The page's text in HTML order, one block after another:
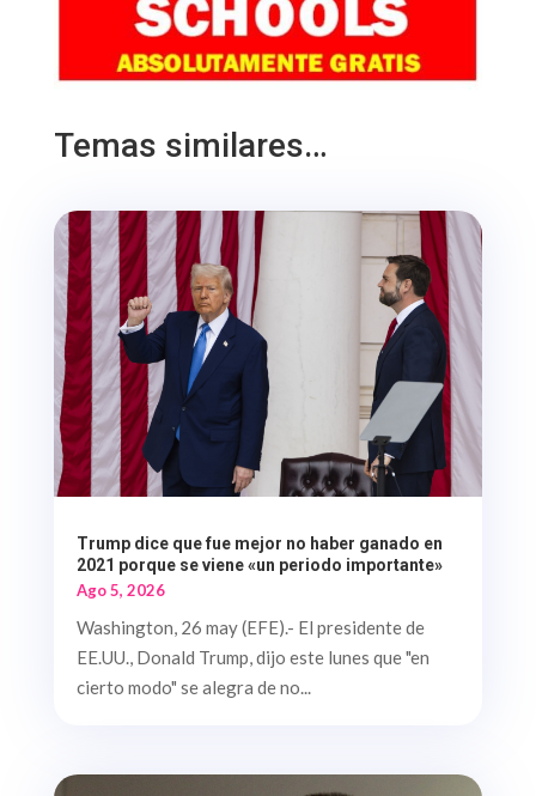
Temas similares…
Trump dice que fue mejor no haber ganado en
2021 porque se viene «un periodo importante»
Ago 5, 2026
Washington, 26 may (EFE).- El presidente de
EE.UU., Donald Trump, dijo este lunes que "en
cierto modo" se alegra de no...